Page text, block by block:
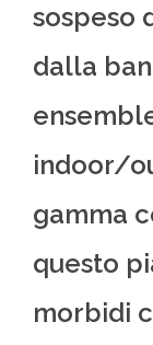
sospeso
dalla
indoor/
gamma
questo
morbidi